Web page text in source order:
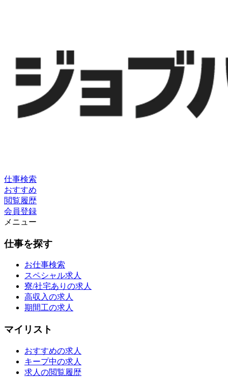
仕事検索
おすすめ
閲覧履歴
会員登録
メニュー
仕事を探す
お仕事検索
スペシャル求人
寮/社宅ありの求人
高収入の求人
期間工の求人
マイリスト
おすすめの求人
キープ中の求人
求人の閲覧履歴